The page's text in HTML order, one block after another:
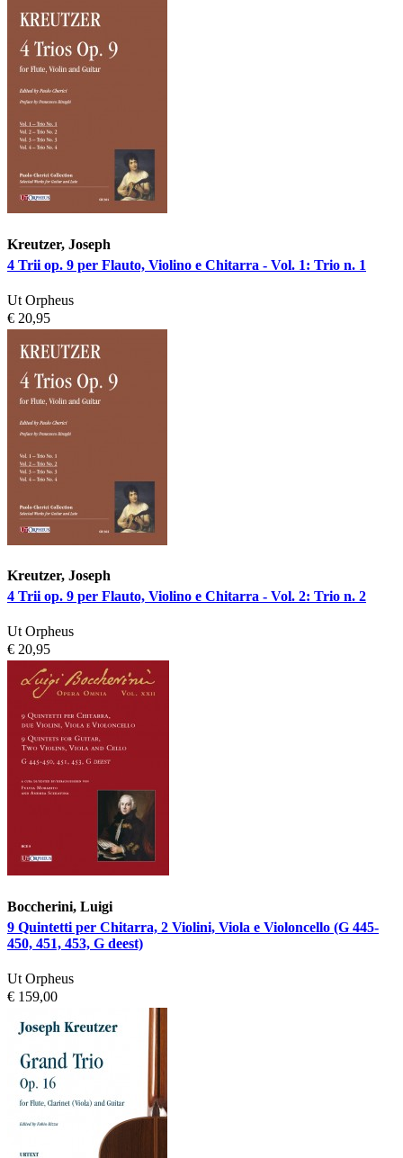
Kreutzer, Joseph
4 Trii op. 9 per Flauto, Violino e Chitarra - Vol. 1: Trio n. 1
Ut Orpheus
€ 20,95
Kreutzer, Joseph
4 Trii op. 9 per Flauto, Violino e Chitarra - Vol. 2: Trio n. 2
Ut Orpheus
€ 20,95
Boccherini, Luigi
9 Quintetti per Chitarra, 2 Violini, Viola e Violoncello (G 445-
450, 451, 453, G deest)
Ut Orpheus
€ 159,00